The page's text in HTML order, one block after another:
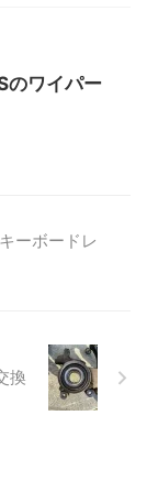
のワイパー
ーボードレ
換